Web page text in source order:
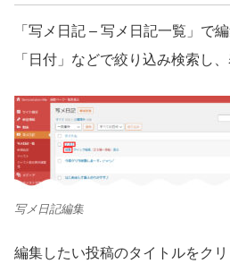
「写メ日記 – 写メ日記一覧」で
「日付」などで絞り込み検索し、
写メ日記編集
編集したい投稿のタイトルをクリ